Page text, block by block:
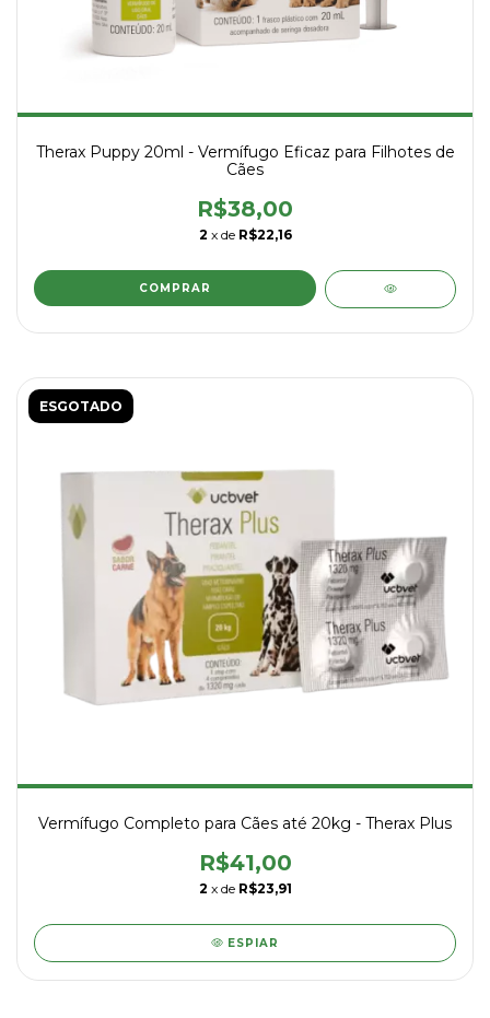
Therax Puppy 20ml - Vermífugo Eficaz para Filhotes de
Cães
R$38,00
2 x de R$22,16
ESGOTADO
Vermífugo Completo para Cães até 20kg - Therax Plus
R$41,00
2 x de R$23,91
ESPIAR